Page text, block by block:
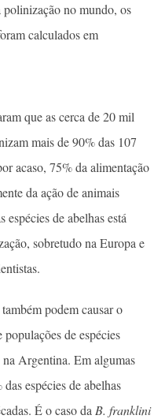
no mundo, os
calculados em
que as cerca de 20 mil
mais de 90% das 107
acaso, 75% da alimentação
da ação de animais
de abelhas está
sobretudo na Europa e
podem causar o
de espécies
na Argentina. Em algumas
espécies de abelhas
É o caso da B. franklini